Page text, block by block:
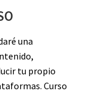
una
tu propio
Curso